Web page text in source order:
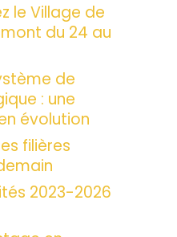
le Village de
du 24 au
de
: une
évolution
filières
2023-2026